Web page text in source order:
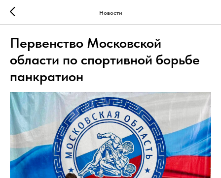
Новости
Первенство Московской
области по спортивной борьбе
панкратион